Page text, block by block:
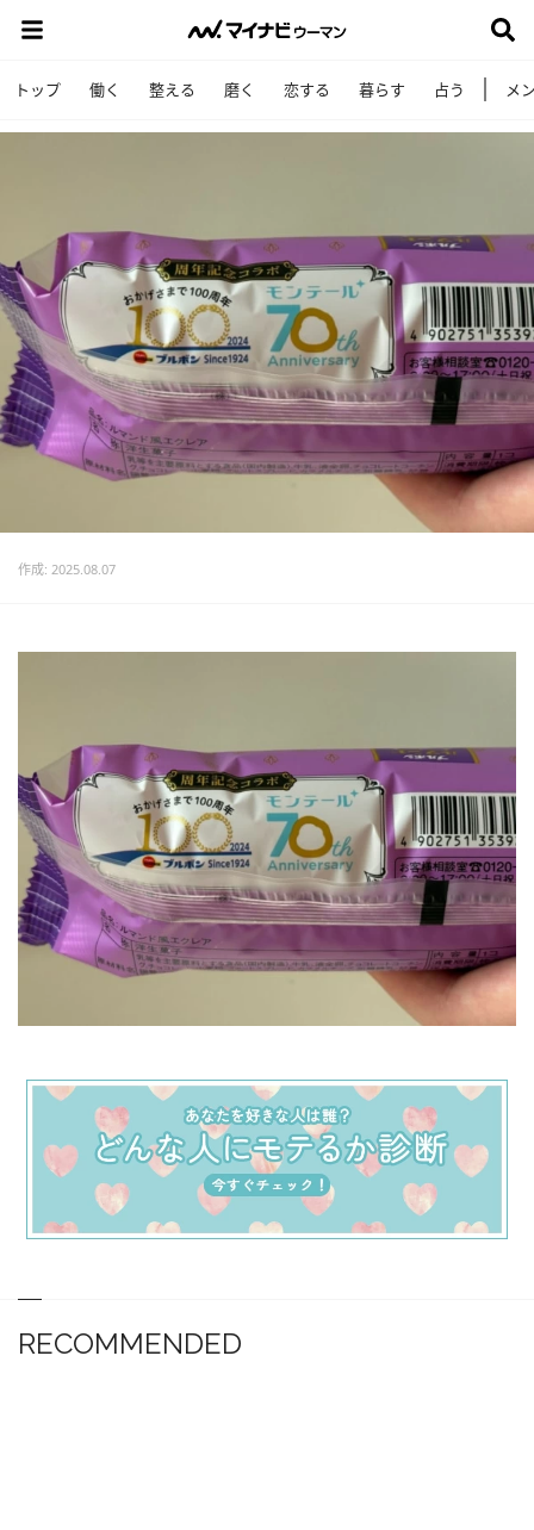
トップ 働く 整える 磨く 恋する 暮らす 占う メ
作成: 2025.08.07
RECOMMENDED